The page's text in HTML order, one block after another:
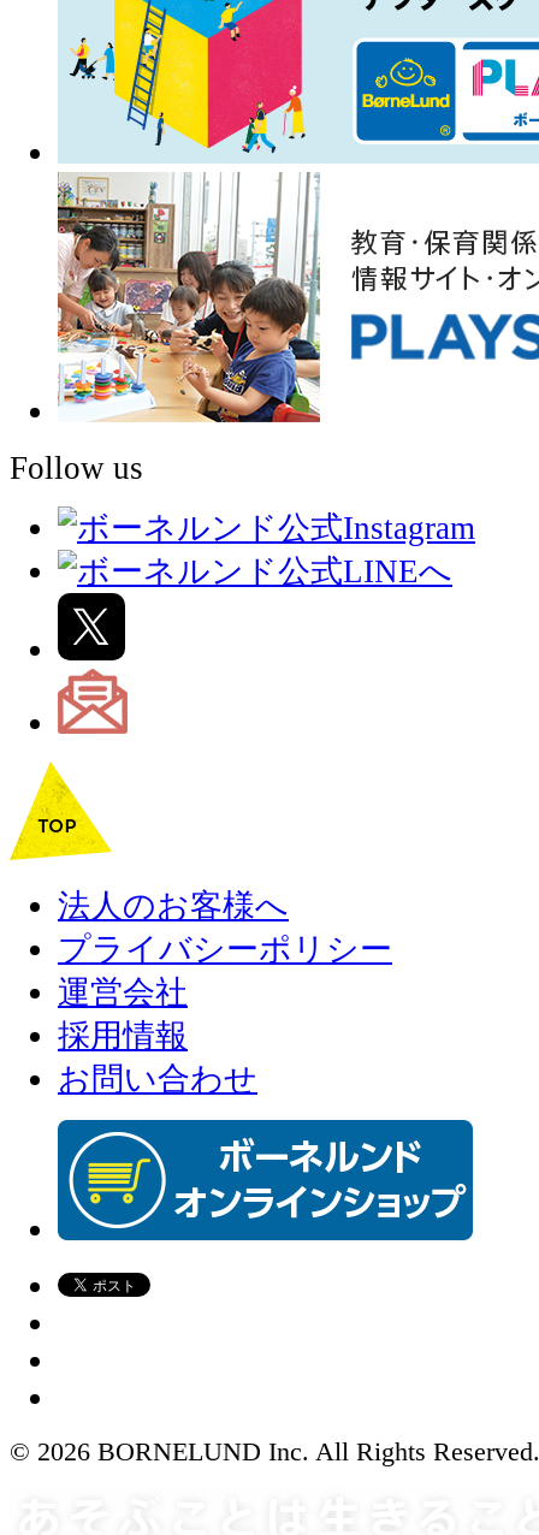
Follow us
法人のお客様へ
プライバシーポリシー
運営会社
採用情報
お問い合わせ
© 2026 BORNELUND Inc. All Rights Reserved.